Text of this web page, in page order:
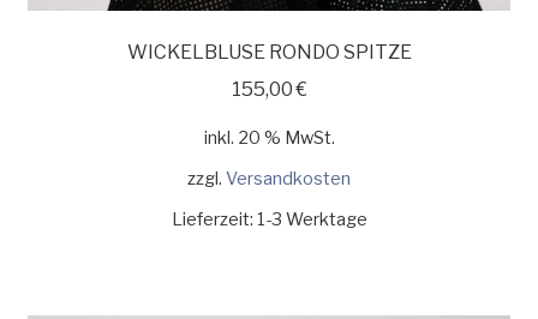
WICKELBLUSE RONDO SPITZE
155,00€
inkl. 20 % MwSt.
zzgl. Versandkosten
Lieferzeit: 1-3 Werktage